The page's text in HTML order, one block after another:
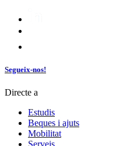
Segueix-nos!
Directe a
Estudis
Beques i ajuts
Mobilitat